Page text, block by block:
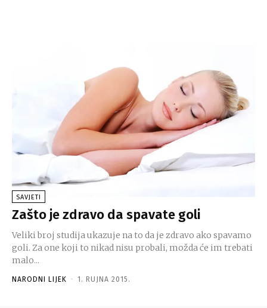
SAVJETI
Zašto je zdravo da spavate goli
Veliki broj studija ukazuje na to da je zdravo ako spavamo
goli. Za one koji to nikad nisu probali, možda će im trebati
malo...
NARODNI LIJEK - 1. RUJNA 2015.